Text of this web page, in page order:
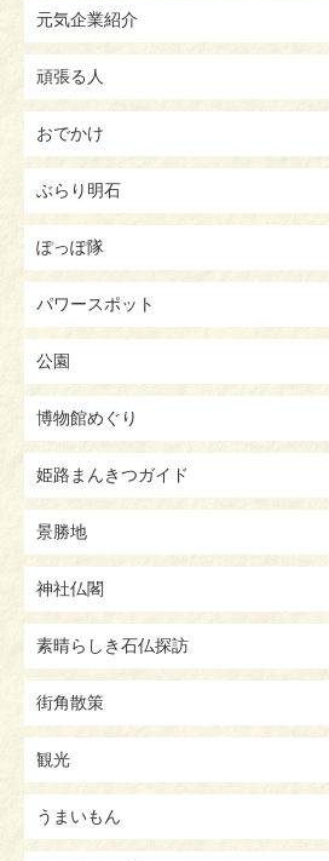
元気企業紹介
頑張る人
おでかけ
ぶらり明石
ぽっぽ隊
パワースポット
公園
博物館めぐり
姫路まんきつガイド
景勝地
神社仏閣
素晴らしき石仏探訪
街角散策
観光
うまいもん